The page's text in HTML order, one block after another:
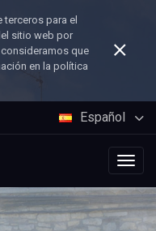
para el
sitio web por
que
en la política
Español